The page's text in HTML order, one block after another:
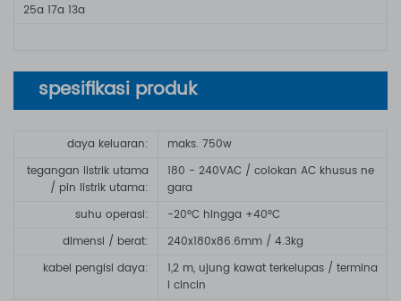
25a 17a 13a
spesifikasi produk
daya keluaran:
maks. 750w
tegangan listrik utama
/ pin listrik utama:
180 - 240VAC / colokan AC khusus ne
gara
suhu operasi:
-20°C hingga +40°C
dimensi / berat:
240x180x86.6mm / 4.3kg
kabel pengisi daya:
1,2 m, ujung kawat terkelupas / termina
l cincin